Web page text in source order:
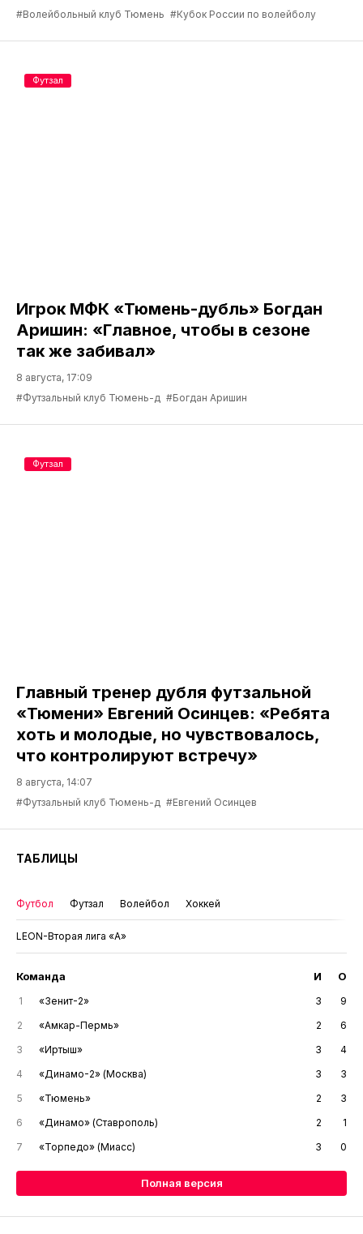
#Волейбольный клуб Тюмень #Кубок России по волейболу
Игрок МФК «Тюмень-дубль» Богдан
Аришин: «Главное, чтобы в сезоне
так же забивал»
8 августа, 17:09
#Футзальный клуб Тюмень-д #Богдан Аришин
Футзал
Главный тренер дубля футзальной
«Тюмени» Евгений Осинцев: «Ребята
хоть и молодые, но чувствовалось,
что контролируют встречу»
8 августа, 14:07
#Футзальный клуб Тюмень-д #Евгений Осинцев
Футзал
ТАБЛИЦЫ
Футбол Футзал Волейбол Хоккей
LEON-Вторая лига «А»
Команда И О
1 «Зенит-2» 3
9
2
«Амкар-Пермь» 2
6
3
«Иртыш» 3
4
4
«Динамо-2» (Москва) 3
3
5
«Тюмень» 2
3
6
«Динамо» (Ставрополь) 2
1
7
«Торпедо» (Миасс) 3 0
Полная версия